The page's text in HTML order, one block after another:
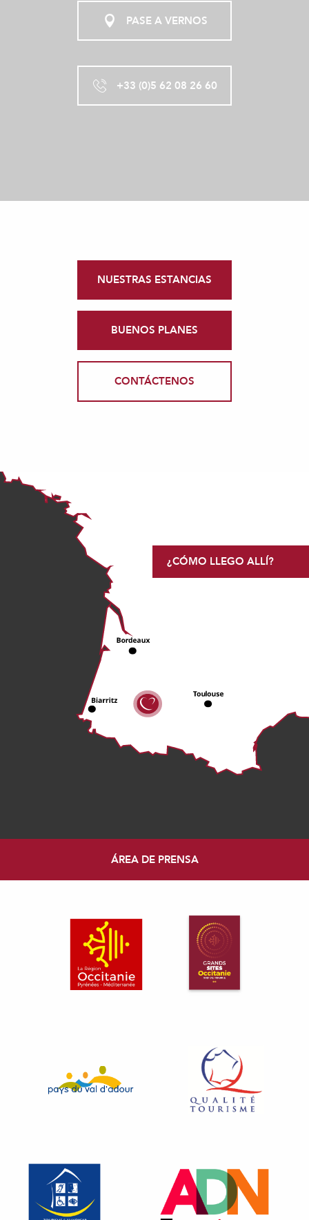
PASE A VERNOS
+33 (0)5 62 08 26 60
NUESTRAS ESTANCIAS
BUENOS PLANES
CONTÁCTENOS
¿CÓMO LLEGO ALLÍ?
ÁREA DE PRENSA